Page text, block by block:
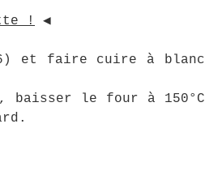
! ◀︎
6) et faire cuire à blanc
baisser le four à 150°C